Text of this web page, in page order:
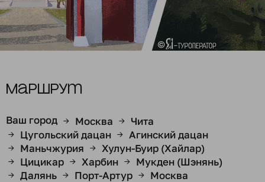
Маршрут
Ваш город → Москва → Чита
→ Цугольский дацан → Агинский дацан
→ Маньчжурия → Хулун-Буир (Хайлар)
→ Цицикар → Харбин → Мукден (Шэнянь)
→ Далянь → Порт-Артур → Москва